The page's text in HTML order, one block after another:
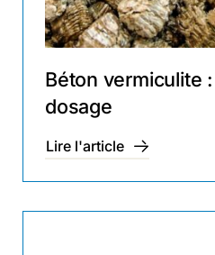
Béton vermiculite
dosage
Lire l'article